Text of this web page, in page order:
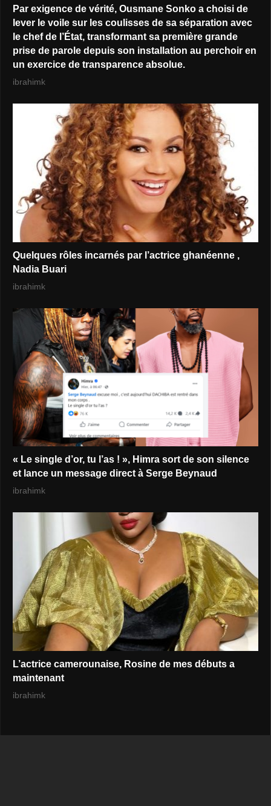
Par exigence de vérité, Ousmane Sonko a choisi de
lever le voile sur les coulisses de sa séparation avec
le chef de l’État, transformant sa première grande
prise de parole depuis son installation au perchoir en
un exercice de transparence absolue.
ibrahimk
Quelques rôles incarnés par l’actrice ghanéenne ,
Nadia Buari
ibrahimk
« Le single d’or, tu l’as ! », Himra sort de son silence
et lance un message direct à Serge Beynaud
ibrahimk
L’actrice camerounaise, Rosine de mes débuts a
maintenant
ibrahimk